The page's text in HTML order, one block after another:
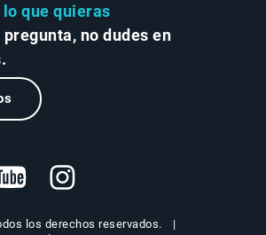
que quieras
no dudes en
los derechos reservados.